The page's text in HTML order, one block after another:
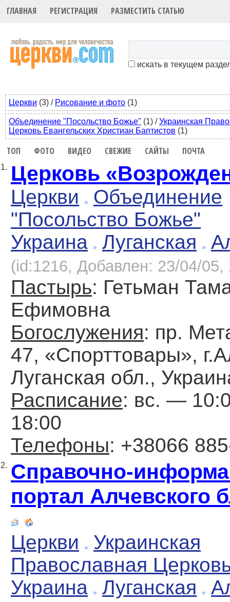
ГЛАВНАЯ РЕГИСТРАЦИЯ РАЗМЕСТИТЬ СТАТЬЮ
искать в текущем
Церкви (3) / Рисование и фото (1)
Объединение "Посольство Божье" (1) /Украинская
Церковь Евангельских Христиан Баптистов (1)
ТОП ФОТО ВИДЕО СВЕЖИЕ САЙТЫ ПОЧТА
1. Церковь
Церкви
Объединение
"Посольство Божье"
Украина
Луганская
(id:1216, Добавлен: 23/04/05,
Пастырь: Гетьман
Ефимовна
Богослужения: пр.
47, «Спорттовары»,
Луганская обл.,
Расписание: вс. —
18:00
Телефоны: +38066
2. Справочно-
портал Алчевского
Церкви
Украинская
Православная
Украина
Луганская